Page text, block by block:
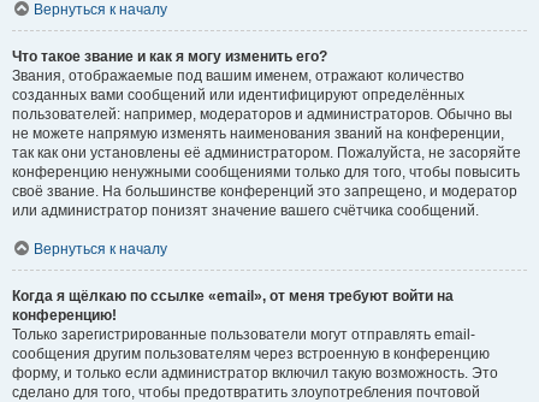
Вернуться к началу
Что такое звание и как я могу изменить его?
Звания, отображаемые под вашим именем, отражают количество
созданных вами сообщений или идентифицируют определённых
пользователей: например, модераторов и администраторов. Обычно вы
не можете напрямую изменять наименования званий на конференции,
так как они установлены её администратором. Пожалуйста, не засоряйте
конференцию ненужными сообщениями только для того, чтобы повысить
своё звание. На большинстве конференций это запрещено, и модератор
или администратор понизят значение вашего счётчика сообщений.
Вернуться к началу
Когда я щёлкаю по ссылке «email», от меня требуют войти на
конференцию!
Только зарегистрированные пользователи могут отправлять email-
сообщения другим пользователям через встроенную в конференцию
форму, и только если администратор включил такую возможность. Это
сделано для того, чтобы предотвратить злоупотребления почтовой